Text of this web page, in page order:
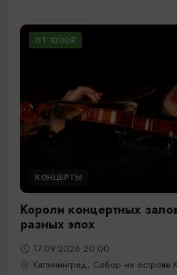
ОТ 1000₽
КОНЦЕРТЫ
Короли концертных
разных эпох
17.09.2026 20:00
Калининград, Собор на острове